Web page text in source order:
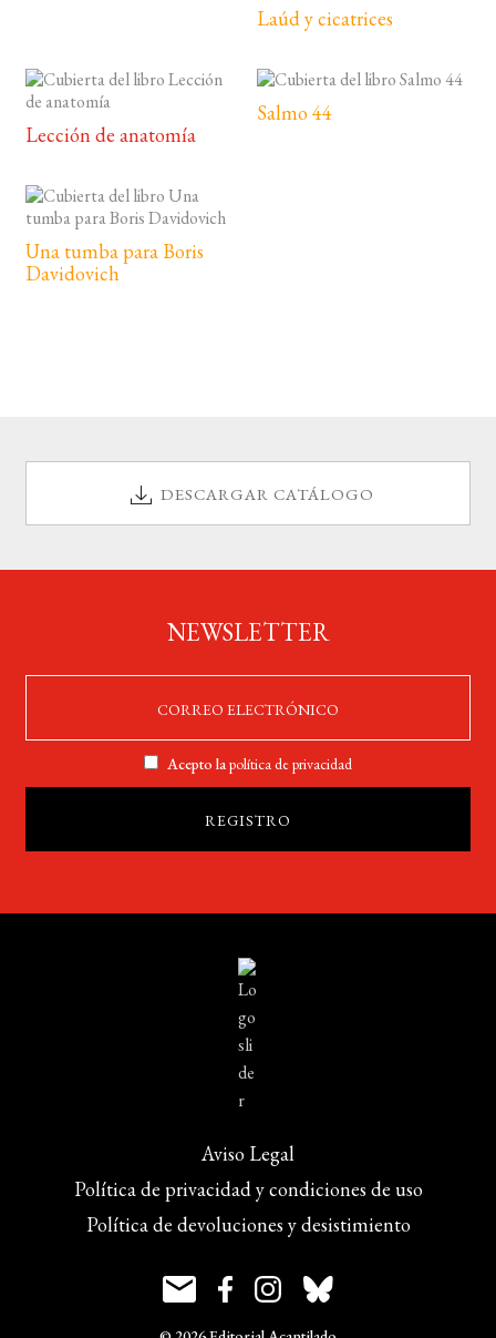
Laúd y cicatrices
Lección de anatomía
Salmo 44
Una tumba para Boris
Davidovich
DESCARGAR CATÁLOGO
NEWSLETTER
Acepto lapolítica de privacidad
Aviso Legal
Política de privacidad y condiciones de uso
Política de devoluciones y desistimiento